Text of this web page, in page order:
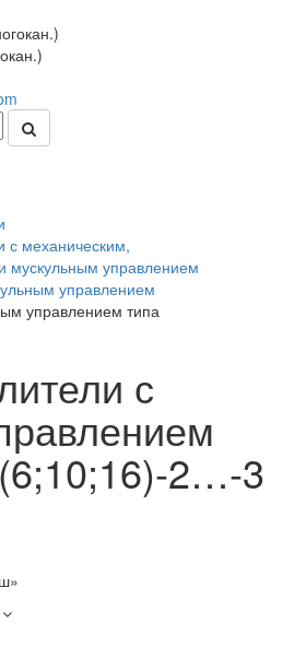
с механическим,
мускульным управлением
управлением
управлением типа
с
2…-3